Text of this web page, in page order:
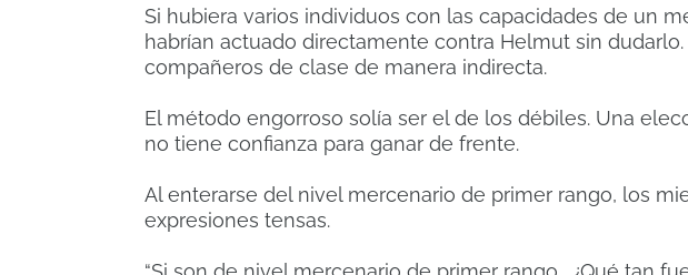
Si hubiera varios individuos con las capacidades de un
habrían actuado directamente contra Helmut sin
compañeros de clase de manera indirecta.
El método engorroso solía ser el de los débiles. Una
no tiene confianza para ganar de frente.
Al enterarse del nivel mercenario de primer rango, los
expresiones tensas.